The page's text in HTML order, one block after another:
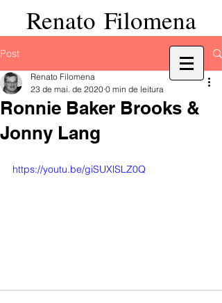
Renato Filomena
Post
Ronnie Baker Brooks &
Jonny Lang
Renato Filomena
23 de mai. de 2020 0 min de leitura
https://youtu.be/giSUXlSLZ0Q